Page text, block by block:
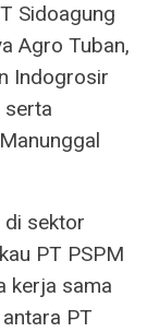
Sidoagung
Agro Tuban,
Indogrosir
serta
di sektor
PT PSPM
kerja sama
PT